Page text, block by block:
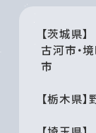
【茨城県】
古河市・
市
【栃木県